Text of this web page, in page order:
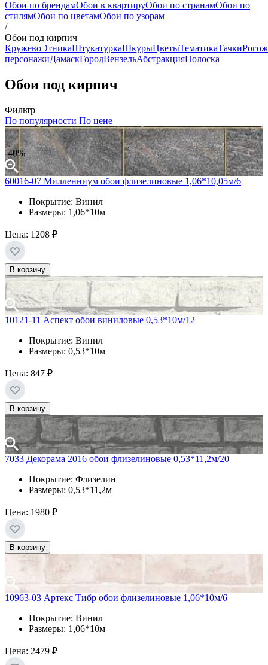
Обои по брендамОбои в квартируОбои по странамОбои по
стилямОбои по цветамОбои по узорам
/
Обои под кирпич
КружевоЭтникаШтукатуркаШкурыЦветыТематикаТачки
персонажиДамаскГородВензельАбстракцияПолоска
Обои под кирпич
Фильтр
По популярности По цене
-40%
60016-07 Милленниум обои флизелиновые 1,06*10,05м/6
Покрытие: Винил
Размеры: 1,06*10м
Цена: 1208 ₽
В корзину
10121-11 Аспект обои виниловые 0,53*10м/12
Покрытие: Винил
Размеры: 0,53*10м
Цена: 847 ₽
В корзину
7033 Декорама 2016 обои флизелиновые 0,53*11,2м/20
Покрытие: Флизелин
Размеры: 0,53*11,2м
Цена: 1980 ₽
В корзину
10963-03 Артекс Тибр обои флизелиновые 1,06*10м/6
Покрытие: Винил
Размеры: 1,06*10м
Цена: 2479 ₽